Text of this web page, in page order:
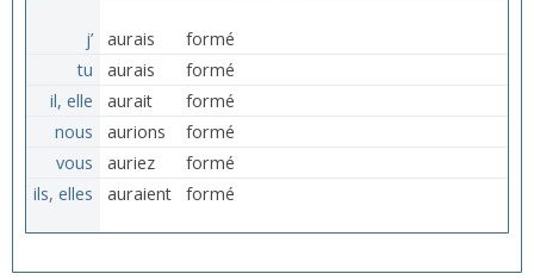
j’ aurais
formé
tu
aurais
formé
il, elle
aurait
formé
nous
aurions
formé
vous
auriez
formé
ils, elles
auraient formé